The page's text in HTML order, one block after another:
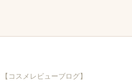
コスメレビューブログ】